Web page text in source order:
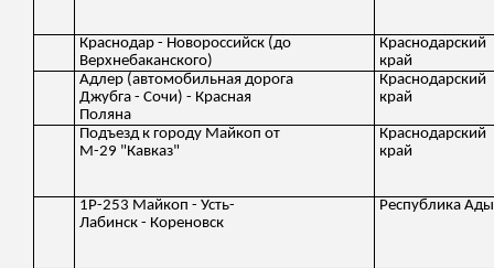
Краснодар - Новороссийск (до
Верхнебаканского)
Краснодарский
край
Адлер (автомобильная дорога
Джубга - Сочи) - Красная
Поляна
Краснодарский
край
Подъезд к городу Майкоп от
М-29 "Кавказ"
Краснодарский
край
1Р-253 Майкоп - Усть-
Лабинск - Кореновск
Республика